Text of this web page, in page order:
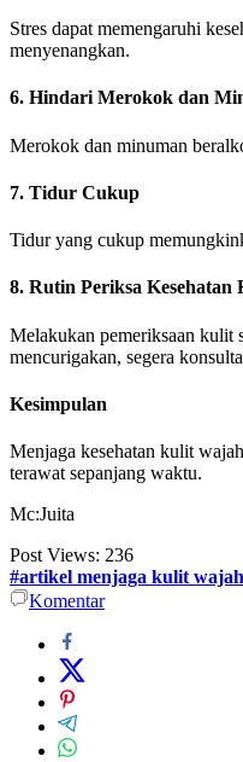
Stres dapat memengaruhi
menyenangkan.
6. Hindari Merokok dan
Merokok dan minuman
7. Tidur Cukup
Tidur yang cukup
8. Rutin Periksa Kesehatan
Melakukan pemeriksaan kulit
mencurigakan, segera
Kesimpulan
Menjaga kesehatan kulit
terawat sepanjang waktu.
Mc:Juita
Post Views: 236
#artikel menjaga kulit wajah
Komentar